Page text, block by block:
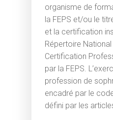
organisme de
la FEPS et/ou le
et la certification
Répertoire National
Certification
par la FEPS.
profession de
encadré par le
défini par les